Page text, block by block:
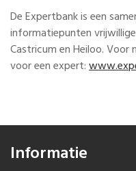
De Expertbank is een
informatiepunten
Castricum en Heiloo. Voor
voor een expert:
Informatie